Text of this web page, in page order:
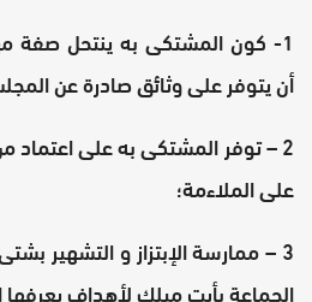
1- كون المشتكى به ينتحل صفة
أن يتوفر على وثائق صادرة عن
2 – توفر المشتكى به على اعتماد
على الملاءمة؛
3 – ممارسة الإبتزاز و التشهير
الجماعة بأيت ميلك لأهداف يعرفها